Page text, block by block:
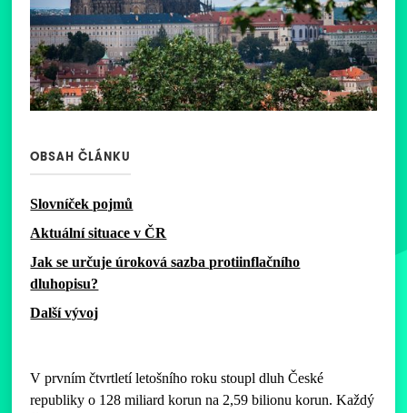
OBSAH ČLÁNKU
Slovníček pojmů
Aktuální situace v ČR
Jak se určuje úroková sazba protiinflačního
dluhopisu?
Další vývoj
V prvním čtvrtletí letošního roku stoupl dluh České
republiky o 128 miliard korun na 2,59 bilionu korun. Každý